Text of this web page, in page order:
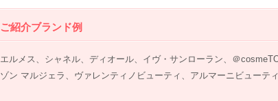
ご紹介ブランド例
エルメス、シャネル、ディオール、イヴ・サンローラン、＠
ゾン マルジェラ、ヴァレンティノビューティ、アルマーニビューテ